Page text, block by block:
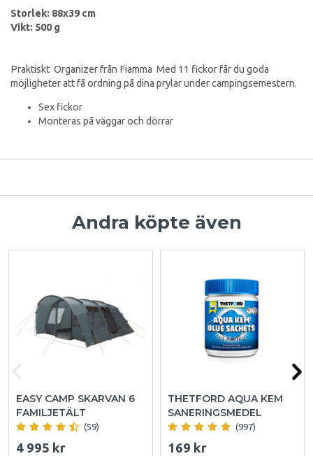
Storlek: 88x39 cm
Vikt: 500 g
Praktiskt Organizer från Fiamma Med 11 fickor får du goda
möjligheter att få ordning på dina prylar under campingsemestern.
Sex fickor
Monteras på väggar och dörrar
Andra köpte även
EASY CAMP SKARVAN 6
FAMILJETÄLT
(59)
4 995 kr
THETFORD AQUA KEM
SANERINGSMEDEL
(997)
169 kr